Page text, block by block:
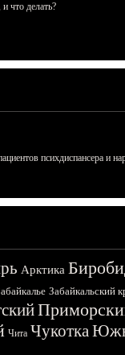
что делать?
психдиспансера и
Арктика
Забайкальский
Чита Чукотка